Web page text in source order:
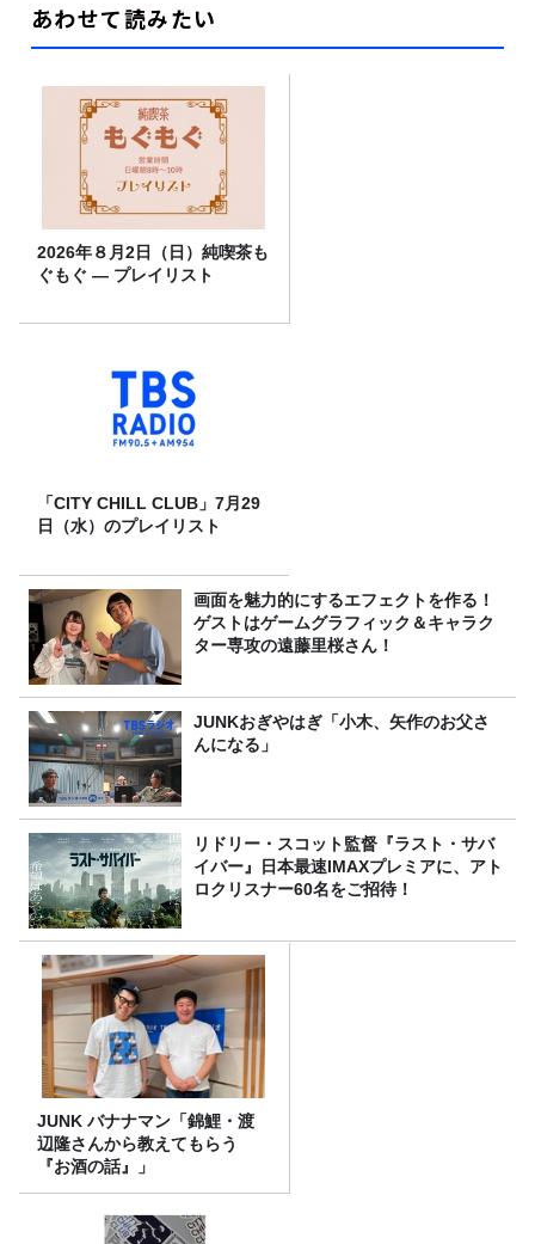
あわせて読みたい
2026年８月2日（日）純喫茶も
ぐもぐ ― プレイリスト
「CITY CHILL CLUB」7月29
日（水）のプレイリスト
画面を魅力的にするエフェクトを作る！
ゲストはゲームグラフィック＆キャラク
ター専攻の遠藤里桜さん！
JUNKおぎやはぎ「小木、矢作のお父さ
んになる」
リドリー・スコット監督『ラスト・サバ
イバー』日本最速IMAXプレミアに、アト
ロクリスナー60名をご招待！
JUNK バナナマン「錦鯉・渡
辺隆さんから教えてもらう
『お酒の話』」